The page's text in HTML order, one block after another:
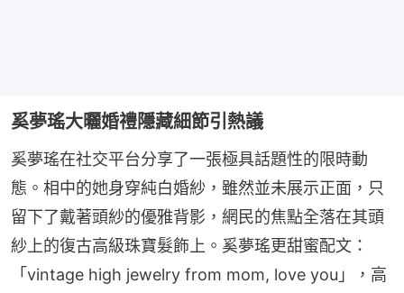
奚夢瑤大曬婚禮隱藏細節引熱議
奚夢瑤在社交平台分享了一張極具話題性的限時動
態。相中的她身穿純白婚紗，雖然並未展示正面，只
留下了戴著頭紗的優雅背影，網民的焦點全落在其頭
紗上的復古高級珠寶髮飾上。奚夢瑤更甜蜜配文：
「vintage high jewelry from mom, love you」，高